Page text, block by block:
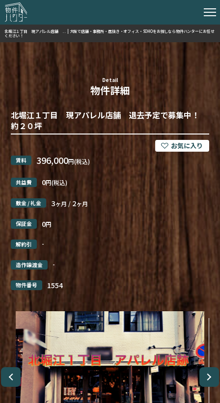
北堀江１丁目 現アパレル店舗 ... | 大阪で店舗・事務所・居抜き・オフィス・SOHOをお探しなら物件ハンターにお任せ
ください！
Detail
物件詳細
北堀江１丁目 現アパレル店舗 退去予定で募集中！
約２０坪
賃料 396,000円(税込)
共益費 0円(税込)
敷金 / 礼金 3ヶ月 / 2ヶ月
保証金 0円
解約引 -
造作譲渡金 -
物件番号 1554